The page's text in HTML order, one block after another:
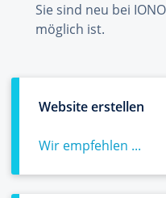
Sie sind neu bei
möglich ist.
Website erstellen
Wir empfehlen ...